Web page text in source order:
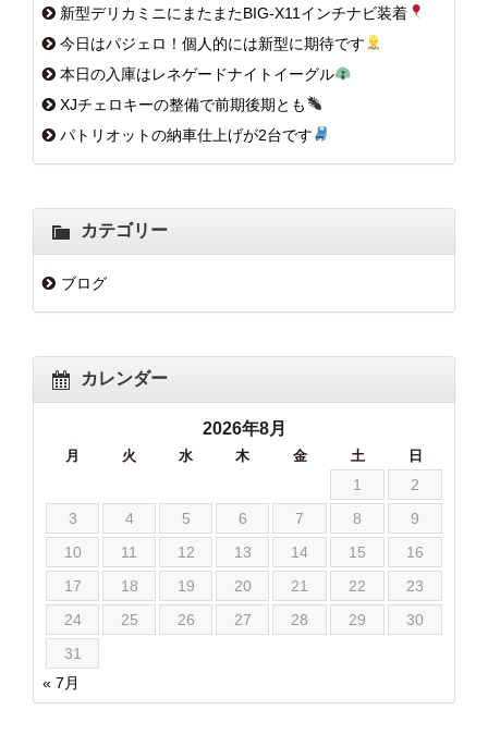
新型デリカミニにまたまたBIG-X11インチナビ装着
今日はパジェロ！個人的には新型に期待です
本日の入庫はレネゲードナイトイーグル
XJチェロキーの整備で前期後期とも
パトリオットの納車仕上げが2台です
カテゴリー
ブログ
カレンダー
2026年8月
月 火 水 木 金 土 日
1
2
3
4 5 6 7 8
9
10
11 12 13 14 15
16
17
18 19 20 21 22
23
24
25 26 27 28 29
30
31
« 7月